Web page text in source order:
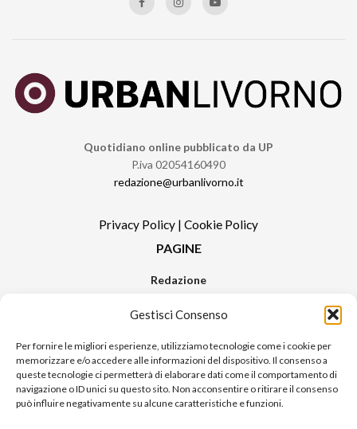
Gestisci Consenso
Per fornire le migliori esperienze, utilizziamo tecnologie come i cookie per
memorizzare e/o accedere alle informazioni del dispositivo. Il consenso a
queste tecnologie ci permetterà di elaborare dati come il comportamento di
navigazione o ID unici su questo sito. Non acconsentire o ritirare il consenso
può influire negativamente su alcune caratteristiche e funzioni.
Quotidiano online pubblicato da UP
P.iva 02054160490
redazione@urbanlivorno.it
Privacy Policy | Cookie Policy
PAGINE
Redazione
Pubblicità
Sitemap
RUBRICHE
Notizie in Primo Piano